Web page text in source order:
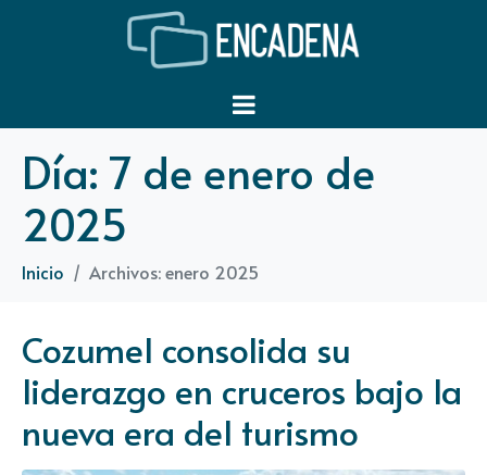
Día: 7 de enero de
2025
Inicio Archivos: enero 2025
Cozumel consolida su
liderazgo en cruceros bajo la
nueva era del turismo